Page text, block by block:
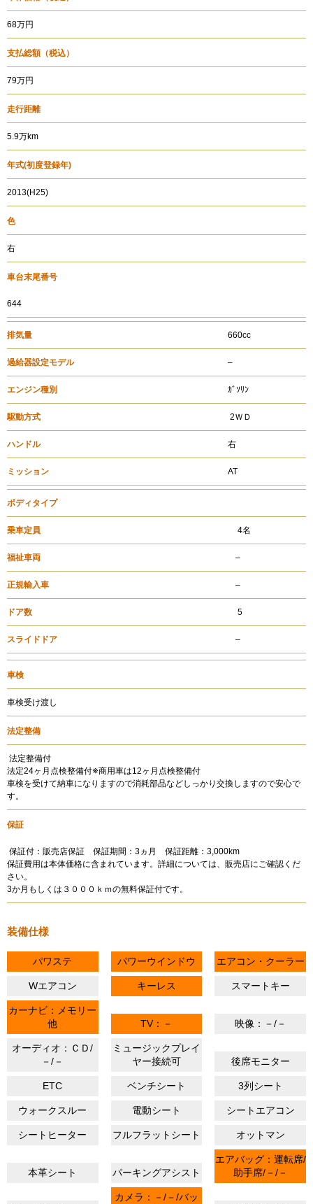
68万円
支払総額（税込）
79万円
走行距離
5.9万km
年式(初度登録年)
2013(H25)
色
右
車台末尾番号
644
排気量 660cc
過給器設定モデル –
エンジン種別 ｶﾞｿﾘﾝ
駆動方式 2ＷＤ
ハンドル 右
ミッション AT
ボディタイプ
乗車定員 4名
福祉車両 –
正規輸入車 –
ドア数 5
スライドドア –
車検
車検受け渡し
法定整備
法定整備付
法定24ヶ月点検整備付※商用車は12ヶ月点検整備付
車検を受けて納車になりますので消耗部品などしっかり交換しますので安心で
す。
保証
保証付：販売店保証 保証期間：3ヵ月 保証距離：3,000km
保証費用は本体価格に含まれています。詳細については、販売店にご確認くだ
さい。
3か月もしくは３０００ｋｍの無料保証付です。
装備仕様
パワステ パワーウインドウ エアコン・クーラー
Wエアコン キーレス スマートキー
カーナビ：メモリー
他
TV：－ 映像：－/－
オーディオ：ＣＤ/
－/－
ミュージックプレイ
ヤー接続可
後席モニター
ETC ベンチシート 3列シート
ウォークスルー 電動シート シートエアコン
シートヒーター フルフラットシート オットマン
本革シート パーキングアシスト
エアバッグ：運転席/
助手席/－/－
カメラ：－/－/バッ